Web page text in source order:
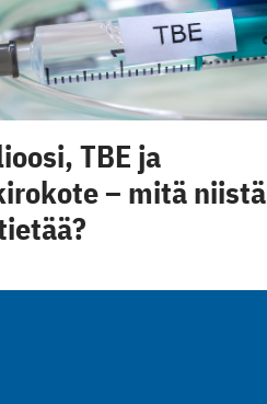
TBE ja
– mitä niistä